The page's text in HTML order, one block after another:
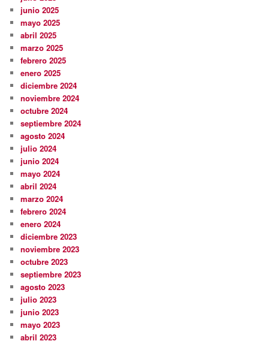
junio 2025
mayo 2025
abril 2025
marzo 2025
febrero 2025
enero 2025
diciembre 2024
noviembre 2024
octubre 2024
septiembre 2024
agosto 2024
julio 2024
junio 2024
mayo 2024
abril 2024
marzo 2024
febrero 2024
enero 2024
diciembre 2023
noviembre 2023
octubre 2023
septiembre 2023
agosto 2023
julio 2023
junio 2023
mayo 2023
abril 2023